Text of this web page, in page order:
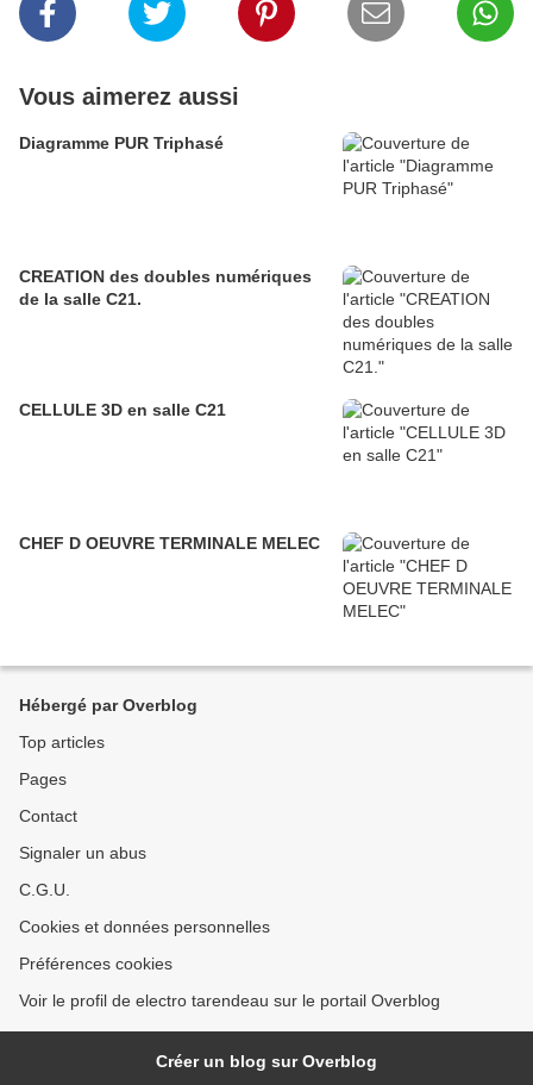
Vous aimerez aussi
Diagramme PUR Triphasé
CREATION des doubles numériques
de la salle C21.
CELLULE 3D en salle C21
CHEF D OEUVRE TERMINALE MELEC
Hébergé par Overblog
Top articles
Pages
Contact
Signaler un abus
C.G.U.
Cookies et données personnelles
Préférences cookies
Voir le profil de electro tarendeau sur le portail Overblog
Créer un blog sur Overblog